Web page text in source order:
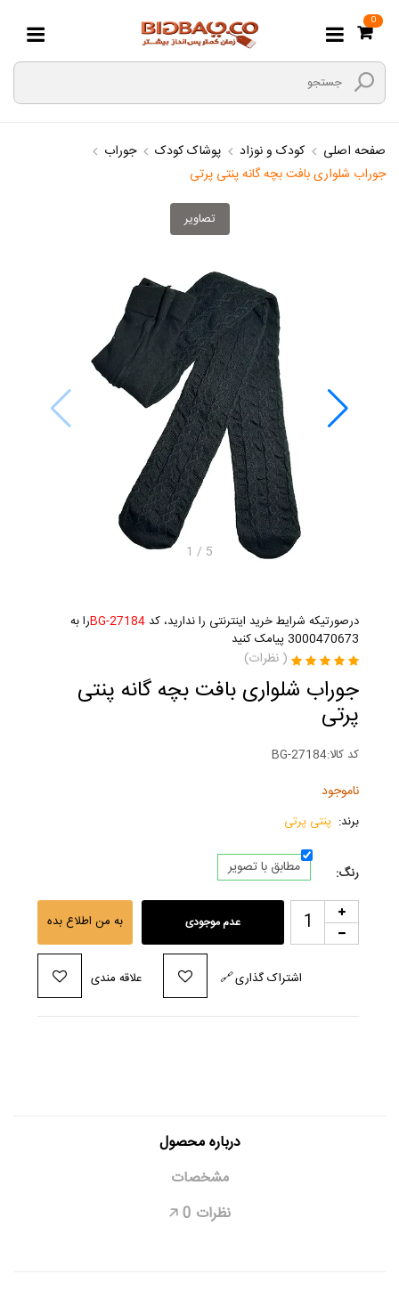
0
صفحه اصلی کودک و نوزاد پوشاک کودک
جوراب
جوراب شلواری بافت بچه گانه پنتی پرتی
تصاویر
1 / 5
درصورتیکه شرایط خرید اینترنتی را ندارید، کد BG-27184را به
3000470673 پیامک کنید
( نظرات)
جوراب شلواری بافت بچه گانه پنتی
پرتی
کد کالا:BG-27184
ناموجود
برند: پنتی پرتی
رنگ: مطابق با تصویر
عدم موجودی به من اطلاع بده
علاقه مندی 🔗اشتراک گذاری
درباره محصول
مشخصات
نظرات 0
🡥